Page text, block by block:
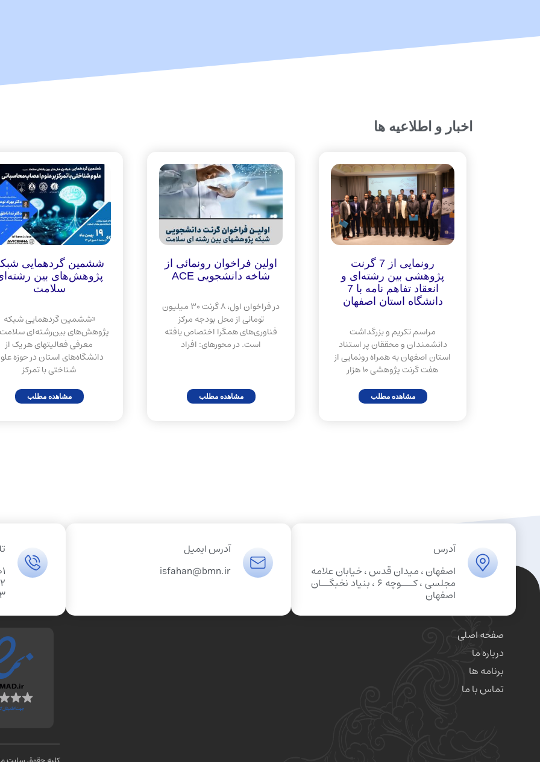
اخبار و اطلاعیه ها
رونمایی از 7 گرنت
پژوهشی بین رشته‌ای و
انعقاد تفاهم نامه با 7
دانشگاه استان اصفهان
مراسم تکریم و بزرگداشت
دانشمندان و محققان پر استناد
استان اصفهان به همراه رونمایی از
هفت گرنت پژوهشی 10 هزار
مشاهده مطلب
اولین فراخوان رونمائی از
شاخه دانشجویی ACE
در فراخوان اول، 8 گرنت 30 میلیون
تومانی از محل بودجه مرکز
فناوری‌های همگرا اختصاص یافته
است. در محورهای: افراد
مشاهده مطلب
ششمین گردهمایی
پژوهش‌های بین
سلامت
«ششمین گردهمایی شبکه
پژوهش‌های بین‌رشته‌ای
معرفی فعالیتهای هر یک از
دانشگاه‌های استان در حوزه
شناختی با تمرکز
مشاهده مطلب
آدرس
اصفهان ، میدان قدس ، خیابان علامه
مجلسی ، کـــوچه 6 ، بنیاد نخبگــان
اصفهان
آدرس ایمیل
isfahan@bmn.ir
صفحه اصلی
درباره ما
برنامه ها
تماس با ما